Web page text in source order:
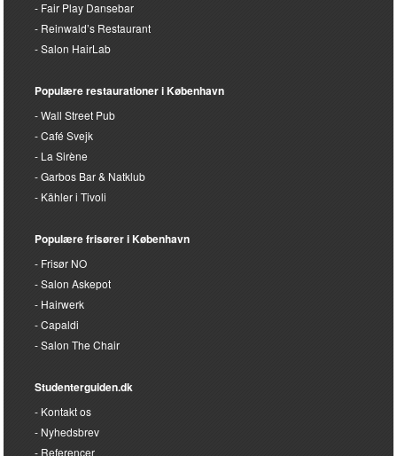
Fair Play Dansebar
Reinwald’s Restaurant
Salon HairLab
Populære restaurationer i København
Wall Street Pub
Café Svejk
La Sirène
Garbos Bar & Natklub
Kähler i Tivoli
Populære frisører i København
Frisør NO
Salon Askepot
Hairwerk
Capaldi
Salon The Chair
Studenterguiden.dk
Kontakt os
Nyhedsbrev
Referencer